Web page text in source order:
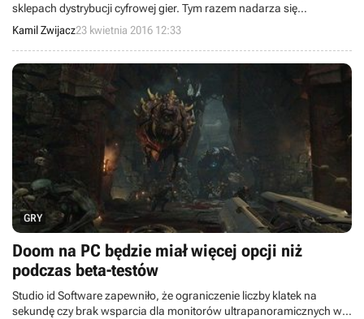
sklepach dystrybucji cyfrowej gier. Tym razem nadarza się
sposobność, aby w atrakcyjnych cenach kupić takie produkcje jak
Resident Evil Origins Collection, One Piece: Pirate Warriors 3, Project
CARS czy też gry z serii Batman: Arkham.
Kamil Zwijacz23 kwietnia 2016 12:33
GRY
Doom na PC będzie miał więcej opcji niż
podczas beta-testów
Studio id Software zapewniło, że ograniczenie liczby klatek na
sekundę czy brak wsparcia dla monitorów ultrapanoramicznych w